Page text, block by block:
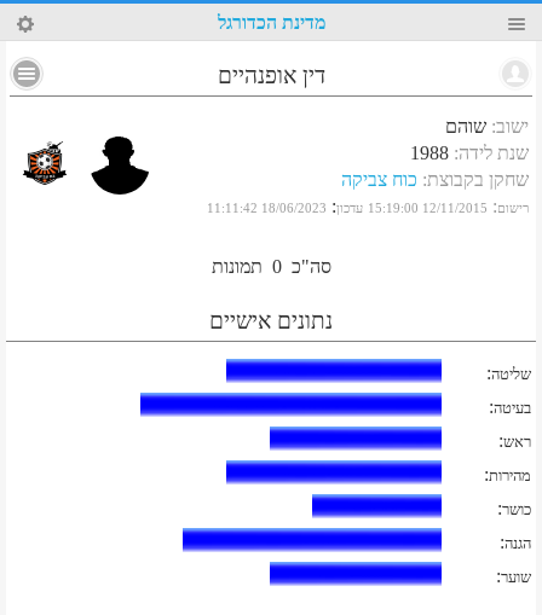
84 מדינת הכדורגל
דין אופנהיים
ישוב: שוהם
שנת לידה:
1988
שחקן בקבוצת: כוח צביקה
רישום:
12/11/2015 15:19:00 עדכון:
18/06/2023 11:11:42
סה"כ 0 תמונות
נתונים אישיים
שליטה:
בעיטה:
ראש:
מהירות:
כושר:
הגנה:
שוער: